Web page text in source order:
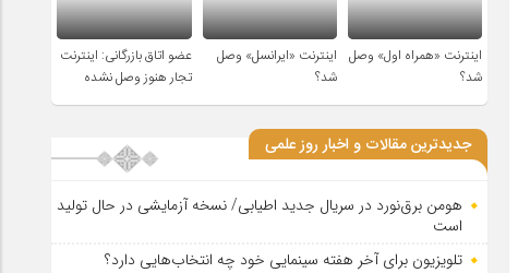
اینترنت «همراه اول» وصل
شد؟
اینترنت «ایرانسل» وصل
شد؟
عضو اتاق بازرگانی: اینترنت
تجار هنوز وصل نشده
جدیدترین مقالات و اخبار روز علمی
هومن برق‌نورد در سریال جدید اطیابی/ نسخه آزمایشی در حال تولید
است
تلویزیون برای آخر هفته سینمایی خود چه انتخاب‌هایی دارد؟